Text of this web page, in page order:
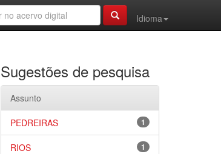
Idioma
Sugestões de pesquisa
Assunto
1
PEDREIRAS
1
RIOS